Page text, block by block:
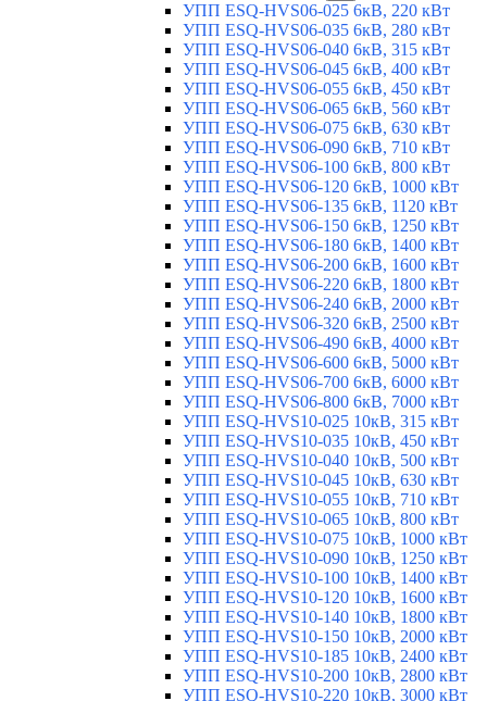
УПП ESQ-HVS06-025 6кВ, 220 кВт
УПП ESQ-HVS06-035 6кВ, 280 кВт
УПП ESQ-HVS06-040 6кВ, 315 кВт
УПП ESQ-HVS06-045 6кВ, 400 кВт
УПП ESQ-HVS06-055 6кВ, 450 кВт
УПП ESQ-HVS06-065 6кВ, 560 кВт
УПП ESQ-HVS06-075 6кВ, 630 кВт
УПП ESQ-HVS06-090 6кВ, 710 кВт
УПП ESQ-HVS06-100 6кВ, 800 кВт
УПП ESQ-HVS06-120 6кВ, 1000 кВт
УПП ESQ-HVS06-135 6кВ, 1120 кВт
УПП ESQ-HVS06-150 6кВ, 1250 кВт
УПП ESQ-HVS06-180 6кВ, 1400 кВт
УПП ESQ-HVS06-200 6кВ, 1600 кВт
УПП ESQ-HVS06-220 6кВ, 1800 кВт
УПП ESQ-HVS06-240 6кВ, 2000 кВт
УПП ESQ-HVS06-320 6кВ, 2500 кВт
УПП ESQ-HVS06-490 6кВ, 4000 кВт
УПП ESQ-HVS06-600 6кВ, 5000 кВт
УПП ESQ-HVS06-700 6кВ, 6000 кВт
УПП ESQ-HVS06-800 6кВ, 7000 кВт
УПП ESQ-HVS10-025 10кВ, 315 кВт
УПП ESQ-HVS10-035 10кВ, 450 кВт
УПП ESQ-HVS10-040 10кВ, 500 кВт
УПП ESQ-HVS10-045 10кВ, 630 кВт
УПП ESQ-HVS10-055 10кВ, 710 кВт
УПП ESQ-HVS10-065 10кВ, 800 кВт
УПП ESQ-HVS10-075 10кВ, 1000 кВт
УПП ESQ-HVS10-090 10кВ, 1250 кВт
УПП ESQ-HVS10-100 10кВ, 1400 кВт
УПП ESQ-HVS10-120 10кВ, 1600 кВт
УПП ESQ-HVS10-140 10кВ, 1800 кВт
УПП ESQ-HVS10-150 10кВ, 2000 кВт
УПП ESQ-HVS10-185 10кВ, 2400 кВт
УПП ESQ-HVS10-200 10кВ, 2800 кВт
УПП ESQ-HVS10-220 10кВ, 3000 кВт